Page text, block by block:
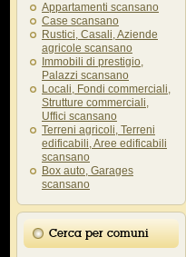
Appartamenti scansano
Case scansano
Rustici, Casali, Aziende
agricole scansano
Immobili di prestigio,
Palazzi scansano
Locali, Fondi commerciali,
Strutture commerciali,
Uffici scansano
Terreni agricoli, Terreni
edificabili, Aree edificabili
scansano
Box auto, Garages
scansano
Cerca per comuni